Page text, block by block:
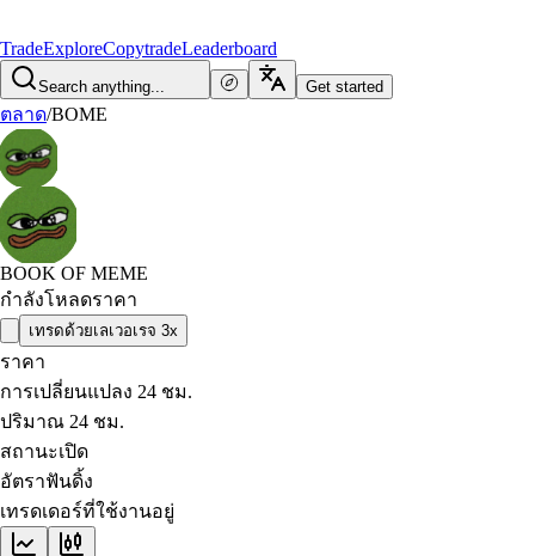
TradeExploreCopytradeLeaderboard
Search anything... Get started
ตลาด/BOME
BOOK OF MEME
กำลังโหลดราคา
เทรดด้วยเลเวอเรจ 3x
ราคา
การเปลี่ยนแปลง 24 ชม.
ปริมาณ 24 ชม.
สถานะเปิด
อัตราฟันดิ้ง
เทรดเดอร์ที่ใช้งานอยู่